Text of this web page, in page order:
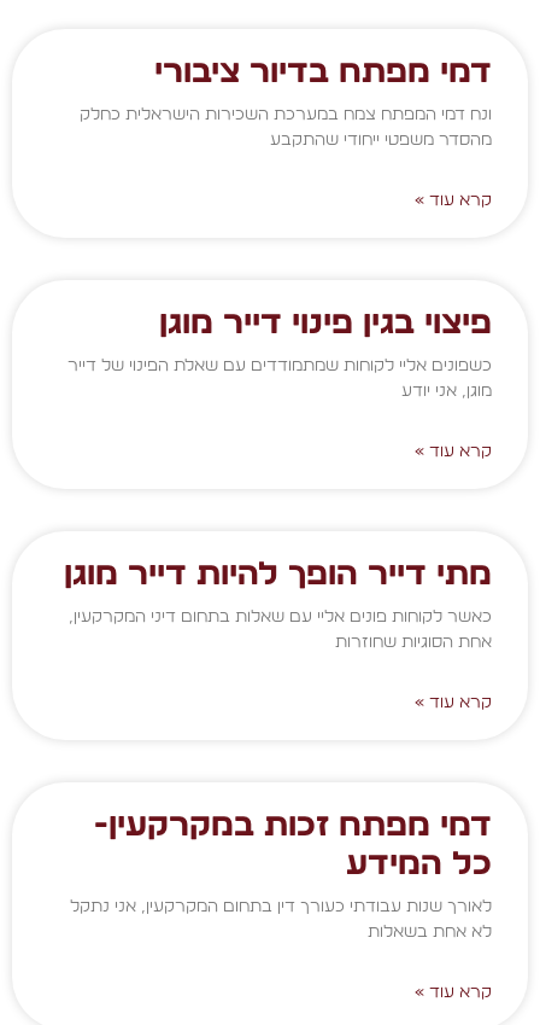
דמי מפתח בדיור ציבורי
ונח דמי המפתח צמח במערכת השכירות הישראלית כחלק
מהסדר משפטי ייחודי שהתקבע
קרא עוד »
פיצוי בגין פינוי דייר מוגן
כשפונים אליי לקוחות שמתמודדים עם שאלת הפינוי של דייר
מוגן, אני יודע
קרא עוד »
מתי דייר הופך להיות דייר מוגן
כאשר לקוחות פונים אליי עם שאלות בתחום דיני המקרקעין,
אחת הסוגיות שחוזרות
קרא עוד »
דמי מפתח זכות במקרקעין-
כל המידע
לאורך שנות עבודתי כעורך דין בתחום המקרקעין, אני נתקל
לא אחת בשאלות
קרא עוד »